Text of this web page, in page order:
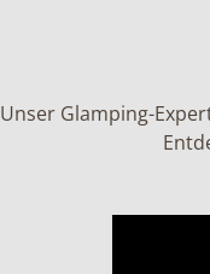
Unser Glamping-